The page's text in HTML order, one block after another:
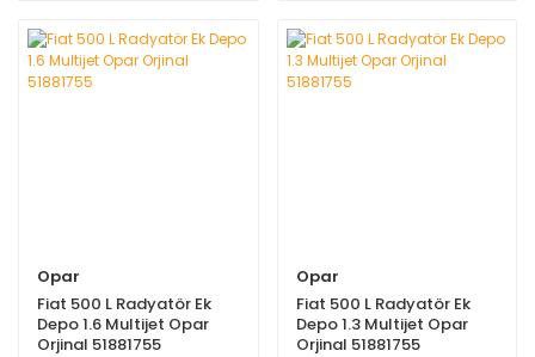
Opar
Fiat 500 L Radyatör Ek
Depo 1.6 Multijet Opar
Orjinal 51881755
Opar
Fiat 500 L Radyatör Ek
Depo 1.3 Multijet Opar
Orjinal 51881755